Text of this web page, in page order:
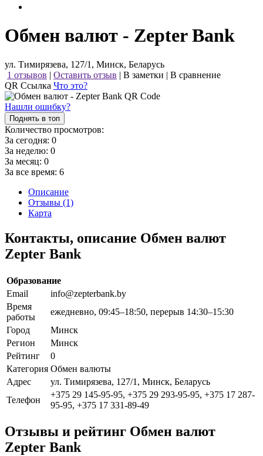
Обмен валют - Zepter Bank
ул. Тимирязева, 127/1, Минск, Беларусь
1 отзывов | Оставить отзыв | В заметки | В сравнение
QR Ссылка Что это?
Нашли ошибку?
Поднять в топ
Количество просмотров:
За сегодня: 0
За неделю: 0
За месяц: 0
За все время: 6
Описание
Отзывы (1)
Карта
Контакты, описание Обмен валют
Zepter Bank
Образование
Email
info@zepterbank.by
Время
работы
ежедневно, 09:45–18:50, перерыв 14:30–15:30
Город
Минск
Регион
Минск
Рейтинг
0
Категория Обмен валюты
Адрес
ул. Тимирязева, 127/1, Минск, Беларусь
Телефон
+375 29 145-95-95, +375 29 293-95-95, +375 17 287-
95-95, +375 17 331-89-49
Отзывы и рейтинг Обмен валют
Zepter Bank